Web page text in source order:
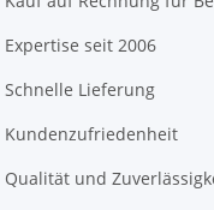
Expertise seit 2006
Schnelle Lieferung
Kundenzufriedenheit
Qualität und